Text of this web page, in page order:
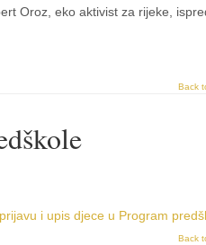
Oroz, eko aktivist za rijeke,
Back
Back